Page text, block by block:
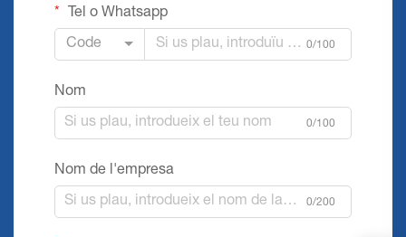
Tel o Whatsapp
Code 0/100
Nom
0/100
Nom de l'empresa
0/200